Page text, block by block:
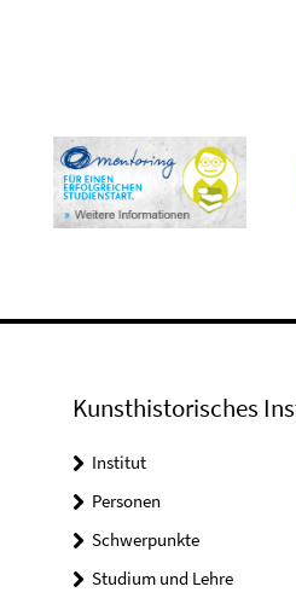
Kunsthistorisches
Institut
Personen
Schwerpunkte
Studium und Lehre